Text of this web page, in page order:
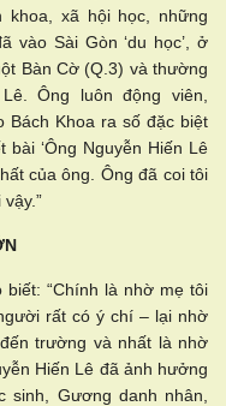
khoa, xã hội học, những
vào Sài Gòn ‘du học’, ở
Bàn Cờ (Q.3) và thường
Ông luôn động viên,
Bách Khoa ra số đặc biệt
‘Ông Nguyễn Hiến Lê
của ông. Ông đã coi tôi
“Chính là nhờ mẹ tôi
rất có ý chí – lại nhờ
trường và nhất là nhờ
Hiến Lê đã ảnh hưởng
Gương danh nhân,